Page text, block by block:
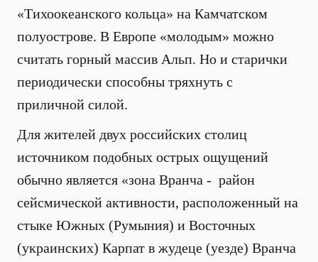
«Тихоокеанского кольца» на Камчатском
полуострове. В Европе «молодым» можно
считать горный массив Альп. Но и старички
периодически способны тряхнуть с
приличной силой.
Для жителей двух российских столиц
источником подобных острых ощущений
обычно является «зона Вранча - район
сейсмической активности, расположенный на
стыке Южных (Румыния) и Восточных
(украинских) Карпат в жудеце (уезде) Вранча